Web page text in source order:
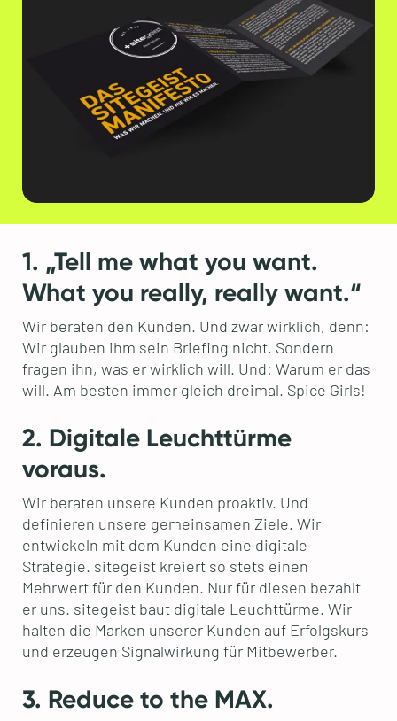
1. „Tell me what you want.
What you really, really want.“
Wir beraten den Kunden. Und zwar wirklich, denn:
Wir glauben ihm sein Briefing nicht. Sondern
fragen ihn, was er wirklich will. Und: Warum er das
will. Am besten immer gleich dreimal. Spice Girls!
2. Digitale Leuchttürme
voraus.
Wir beraten unsere Kunden proaktiv. Und
definieren unsere gemeinsamen Ziele. Wir
entwickeln mit dem Kunden eine digitale
Strategie. sitegeist kreiert so stets einen
Mehrwert für den Kunden. Nur für diesen bezahlt
er uns. sitegeist baut digitale Leuchttürme. Wir
halten die Marken unserer Kunden auf Erfolgskurs
und erzeugen Signalwirkung für Mitbewerber.
3. Reduce to the MAX.